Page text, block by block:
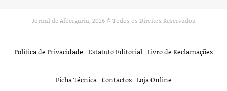
Jornal de Albergaria, 2026 © Todos os Direitos Reservados
Política de Privacidade Estatuto Editorial Livro de Reclamações
Ficha Técnica Contactos Loja Online